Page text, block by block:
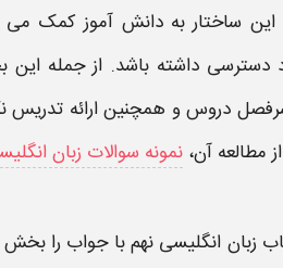
ساختار به دانش آموز کمک
دسترسی داشته باشد. از جمله
دروس و همچنین ارائه تدریس
مطالعه آن، نمونه سوالات زبان
زبان انگلیسی ​نهم با جواب را